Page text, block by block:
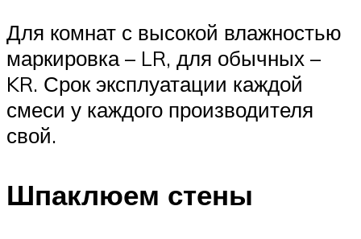
Для комнат с высокой влажностью
маркировка – LR, для обычных –
KR. Срок эксплуатации каждой
смеси у каждого производителя
свой.
Шпаклюем стены